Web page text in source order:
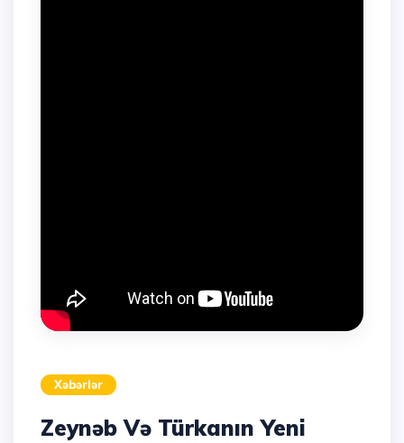
Xəbərlər
Zeynəb Və Türkanın Yeni